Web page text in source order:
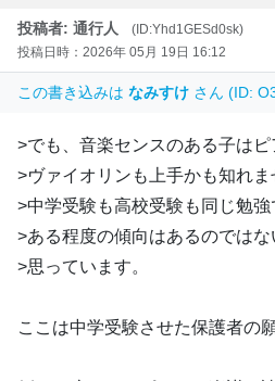
投稿者: 通行人
(ID:Yhd1GESd0sk)
投稿日時：2026年 05月 19日 16:12
この書き込みは なみすけ さん (ID:
>でも、音楽センスのある子はピ
>ヴァイオリンも上手かも知れま
>中学受験も高校受験も同じ勉強
>ある程度の傾向はあるのではな
>思っています。
ここは中学受験させた保護者の